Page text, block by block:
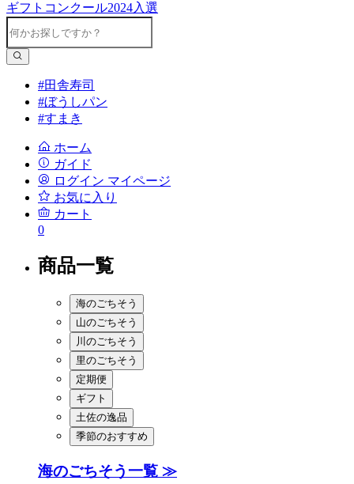
#田舎寿司
#ぼうしパン
#すまき
ホーム
ガイド
ログイン マイページ
お気に入り
カート
0
商品一覧
海のごちそう
山のごちそう
川のごちそう
里のごちそう
定期便
ギフト
土佐の逸品
季節のおすすめ
海のごちそう一覧 ≫